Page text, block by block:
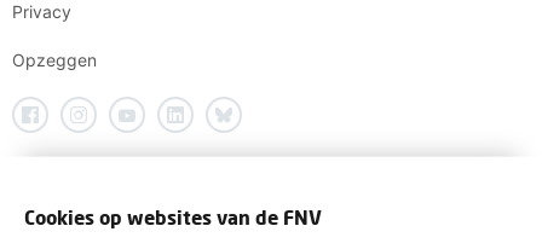
Privacy
Opzeggen
Cookies op websites van de FNV